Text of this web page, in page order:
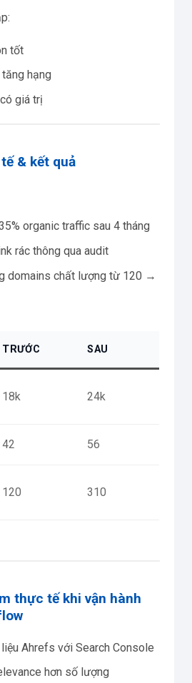
tốt
hạng
giá trị
& kết quả
organic traffic sau 4 tháng
rác thông qua audit
domains chất lượng từ 120 →
TRƯỚC SAU
18k 24k
42 56
120 310
thực tế khi vận hành
Ahrefs với Search Console
hơn số lượng